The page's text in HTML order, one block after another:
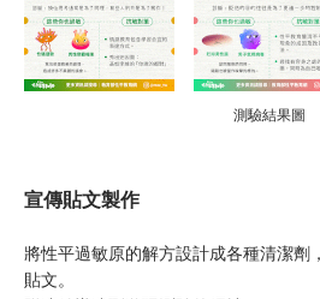
測驗結果圖
宣傳貼文製作
將性平過敏原的解方設計成各種清潔劑
貼文。